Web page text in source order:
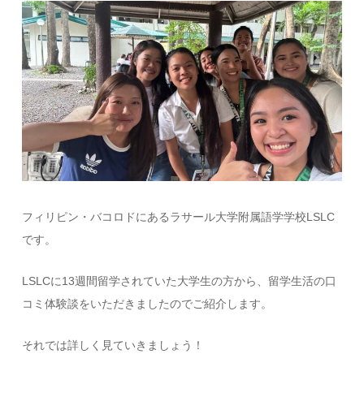
フィリピン・バコロドにあるラサール大学附属語学学校LSLC
です。
LSLCに13週間留学されていた大学生の方から、留学生活の口
コミ体験談をいただきましたのでご紹介します。
それでは詳しく見ていきましょう！